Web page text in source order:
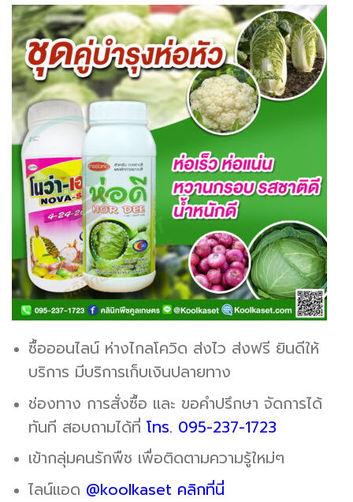
ซื้อออนไลน์ ห่างไกลโควิด ส่งไว ส่งฟรี ยินดีให้
บริการ มีบริการเก็บเงินปลายทาง
ช่องทาง การสั่งซื้อ และ ขอคำปรึกษา จัดการได้
ทันที สอบถามได้ที่ โทร. 095-237-1723
เข้ากลุ่มคนรักพืช เพื่อติดตามความรู้ใหม่ๆ
ไลน์แอด @koolkaset คลิกที่นี่